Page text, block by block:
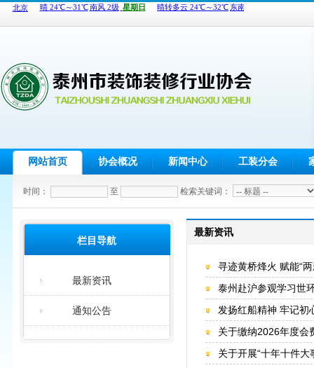
网站首页 协会概况 新闻中心 工装分会
时间： 至 检索关键词：
栏目导航
最新资讯
通知公告
最新资讯
寻迹黄桥烽火 赋能“两
泰州赴沪参观学习世
发扬红船精神 牢记
关于缴纳2026年度会
关于开展“十年十件大